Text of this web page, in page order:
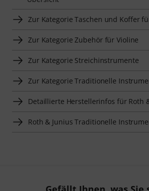
Zur Kategorie Taschen und Koffer
Zur Kategorie Zubehör für Violine
Zur Kategorie Streichinstrumente
Zur Kategorie Traditionelle
Detaillierte Herstellerinfos für Roth
Roth & Junius Traditionelle